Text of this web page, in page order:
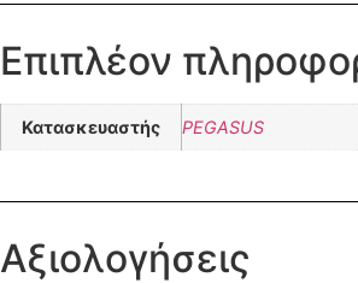
Επιπλέον
Κατασκευαστής PEGASUS
Αξιολογήσεις